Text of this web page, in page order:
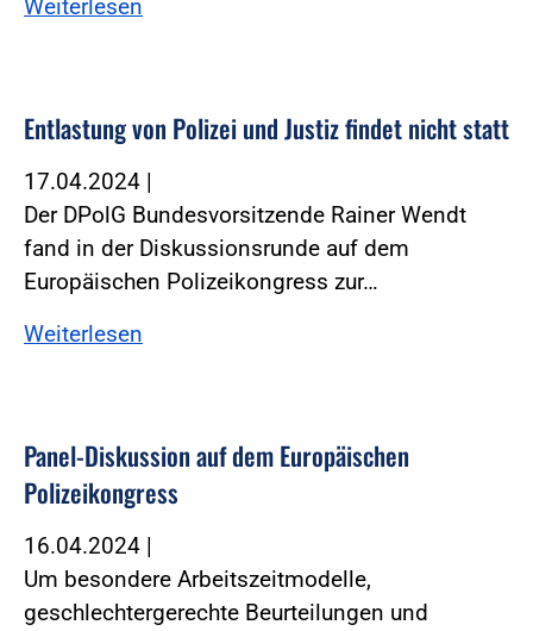
Weiterlesen
Entlastung von Polizei und Justiz findet nicht statt
17.04.2024 |
Der DPolG Bundesvorsitzende Rainer Wendt
fand in der Diskussionsrunde auf dem
Europäischen Polizeikongress zur…
Weiterlesen
Panel-Diskussion auf dem Europäischen
Polizeikongress
16.04.2024 |
Um besondere Arbeitszeitmodelle,
geschlechtergerechte Beurteilungen und